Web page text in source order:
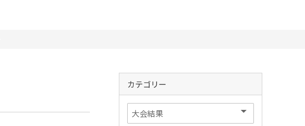
カテゴリー